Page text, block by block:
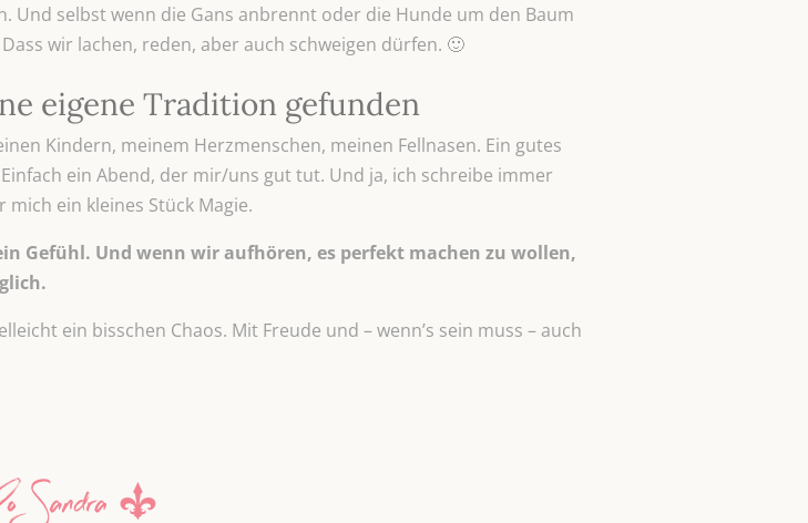
Und selbst wenn die Gans anbrennt oder die Hunde um den Baum
wir lachen, reden, aber auch schweigen dürfen. 🙂
eigene Tradition gefunden
Kindern, meinem Herzmenschen, meinen Fellnasen. Ein gutes
ein Abend, der mir/uns gut tut. Und ja, ich schreibe immer
ein kleines Stück Magie.
Gefühl. Und wenn wir aufhören, es perfekt machen zu wollen,
ein bisschen Chaos. Mit Freude und – wenn’s sein muss – auch